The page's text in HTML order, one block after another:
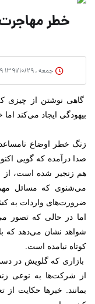
خطر
جمعه , ۱۳۹۱/۱۰/۲۹ ۲۲:۲۹
گاهی نوشتن از چیزی
بیهودگی ایجاد می‌کند
زنگ خطر اوضاع نامساعد
صدا درآمده که گویی
هم زنجیر شده است، از
می‌شنوی که مسائل
ضرورت‌های واردات به
اما در حالی که تصور
شواهد نشان می‌دهد که
کوتاه نیامده است.
بازاری که گلویش در
از شرکت‌ها به نوعی
بمانند. خبرها حکایت از